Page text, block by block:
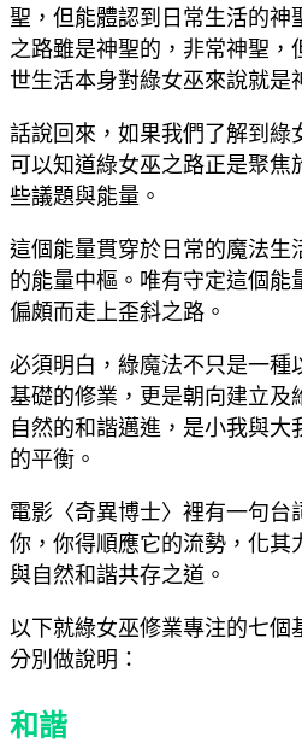
聖，但能體認到日常生活的神
之路雖是神聖的，非常神聖，
世生活本身對綠女巫來說就是
話說回來，如果我們了解到綠
可以知道綠女巫之路正是聚焦
些議題與能量。
這個能量貫穿於日常的魔法生
的能量中樞。唯有守定這個能
偏頗而走上歪斜之路。
必須明白，綠魔法不只是一種
基礎的修業，更是朝向建立及
自然的和諧邁進，是小我與大
的平衡。
電影〈奇異博士〉裡有一句台
你，你得順應它的流勢，化其
與自然和諧共存之道。
以下就綠女巫修業專注的七個
分別做說明：
和諧